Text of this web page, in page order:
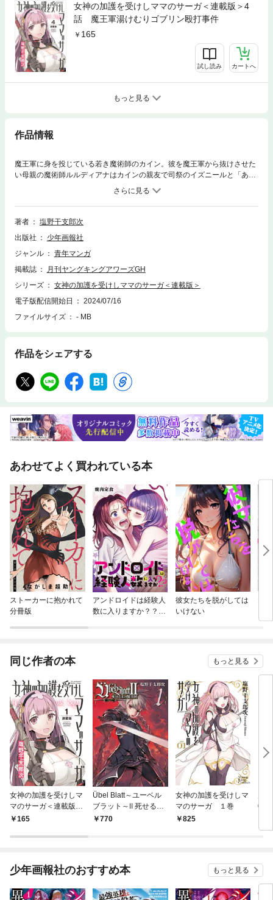
女神の加護を受けしママのサーガ＜連載版＞4
話 魔王軍湯けむりゴブリン殴打事件
165
試し読み カートへ
もっと見る
作品情報
魔王軍に身を投じている若き魔術師のカイン。彼を魔王軍から抜けさせた
い母親の魔術師ルルディアナはカインの親友で司祭のイズニールと「ある
儀式」を行い、魔力を強化してカインに対峙していた。しかし、カインは
対決するたびに、母親と親友の行為内容を毎回聞かされる羽目になり…!?
マジカルエロコメファンタジー新連載開幕！
著者
塩野干支郎次
出版社
少年画報社
ジャンル
青年マンガ
掲載誌
月刊ヤングキングアワーズGH
シリーズ
女神の加護を受けしママのサーガ＜連載版＞
電子版配信開始日
2024/07/16
ファイルサイズ
- MB
作品をシェアする
あわせてよく買われている本
ストーカーに抱かれて
分冊版
アンドロイドは経験人
数に入りますか？？
彼女たちを脱がしては
いけない
同じ作者の本 もっと見る
女神の加護を受けしマ
マのサーガ＜連載版＞
1話 禁断の美魔女
165
Übel Blatt～ユーベル
ブラット～Ⅱ 死せる王
の騎士団 1巻
770
女神の加護を受けしマ
マのサーガ １巻
825
025
少年画報社のおすすめ本 もっと見る